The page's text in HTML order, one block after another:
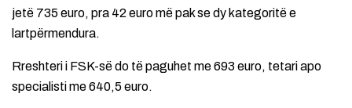
jetë 735 euro, pra 42 euro më pak se dy kategoritë e
lartpërmendura.
Rreshteri i FSK-së do të paguhet me 693 euro, tetari apo
specialisti me 640,5 euro.